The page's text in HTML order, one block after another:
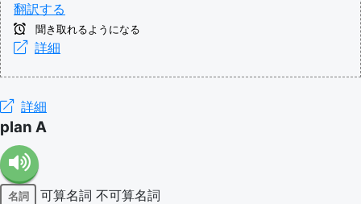
翻訳する
聞き取れるようになる
詳細
詳細
plan A
名詞 可算名詞 不可算名詞